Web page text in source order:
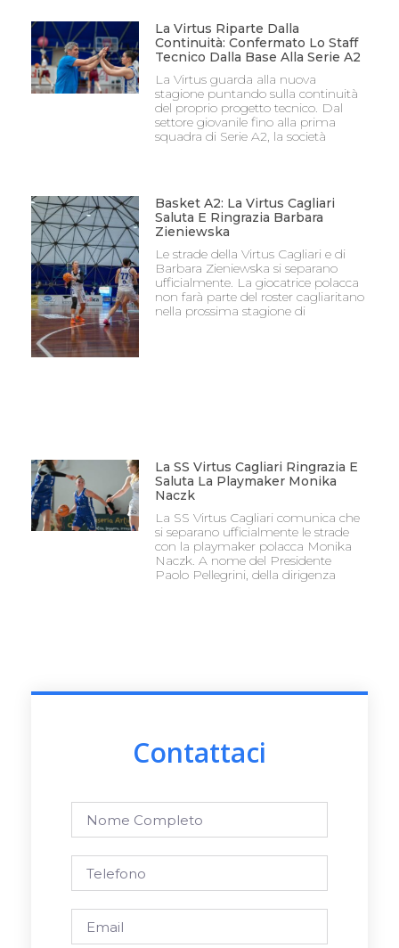
La Virtus Riparte Dalla
Continuità: Confermato Lo Staff
Tecnico Dalla Base Alla Serie A2
La Virtus guarda alla nuova
stagione puntando sulla continuità
del proprio progetto tecnico. Dal
settore giovanile fino alla prima
squadra di Serie A2, la società
Basket A2: La Virtus Cagliari
Saluta E Ringrazia Barbara
Zieniewska
Le strade della Virtus Cagliari e di
Barbara Zieniewska si separano
ufficialmente. La giocatrice polacca
non farà parte del roster cagliaritano
nella prossima stagione di
La SS Virtus Cagliari Ringrazia E
Saluta La Playmaker Monika
Naczk
La SS Virtus Cagliari comunica che
si separano ufficialmente le strade
con la playmaker polacca Monika
Naczk. A nome del Presidente
Paolo Pellegrini, della dirigenza
Contattaci